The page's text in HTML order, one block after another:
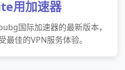
用加速器
国际加速器的最新版本，
最佳的VPN服务体验。